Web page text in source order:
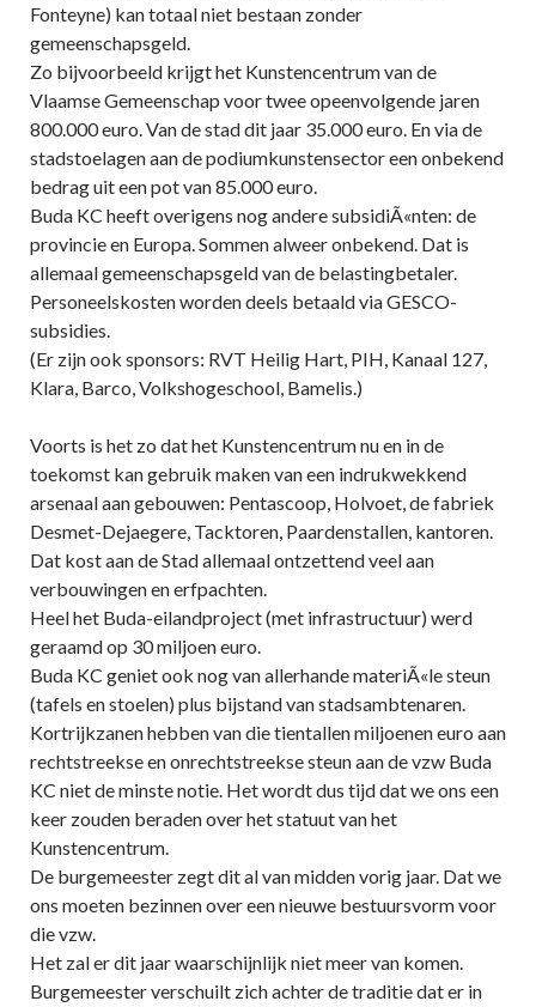
Fonteyne) kan totaal niet bestaan zonder
gemeenschapsgeld.
Zo bijvoorbeeld krijgt het Kunstencentrum van de
Vlaamse Gemeenschap voor twee opeenvolgende jaren
800.000 euro. Van de stad dit jaar 35.000 euro. En via de
stadstoelagen aan de podiumkunstensector een onbekend
bedrag uit een pot van 85.000 euro.
Buda KC heeft overigens nog andere subsidiÃ«nten: de
provincie en Europa. Sommen alweer onbekend. Dat is
allemaal gemeenschapsgeld van de belastingbetaler.
Personeelskosten worden deels betaald via GESCO-
subsidies.
(Er zijn ook sponsors: RVT Heilig Hart, PIH, Kanaal 127,
Klara, Barco, Volkshogeschool, Bamelis.)
Voorts is het zo dat het Kunstencentrum nu en in de
toekomst kan gebruik maken van een indrukwekkend
arsenaal aan gebouwen: Pentascoop, Holvoet, de fabriek
Desmet-Dejaegere, Tacktoren, Paardenstallen, kantoren.
Dat kost aan de Stad allemaal ontzettend veel aan
verbouwingen en erfpachten.
Heel het Buda-eilandproject (met infrastructuur) werd
geraamd op 30 miljoen euro.
Buda KC geniet ook nog van allerhande materiÃ«le steun
(tafels en stoelen) plus bijstand van stadsambtenaren.
Kortrijkzanen hebben van die tientallen miljoenen euro aan
rechtstreekse en onrechtstreekse steun aan de vzw Buda
KC niet de minste notie. Het wordt dus tijd dat we ons een
keer zouden beraden over het statuut van het
Kunstencentrum.
De burgemeester zegt dit al van midden vorig jaar. Dat we
ons moeten bezinnen over een nieuwe bestuursvorm voor
die vzw.
Het zal er dit jaar waarschijnlijk niet meer van komen.
Burgemeester verschuilt zich achter de traditie dat er in